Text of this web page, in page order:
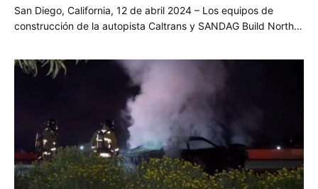
San Diego, California, 12 de abril 2024 – Los equipos de
construcción de la autopista Caltrans y SANDAG Build North…